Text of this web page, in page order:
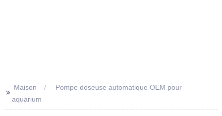
>> Maison
Pompe doseuse automatique OEM pour
aquarium